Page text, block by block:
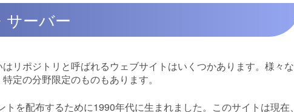
サーバー
リポジトリと呼ばれるウェブサイトはいくつかあります。様々な
定の分野限定のものもあります。
を配布するために1990年代に生まれました。このサイトは現在、